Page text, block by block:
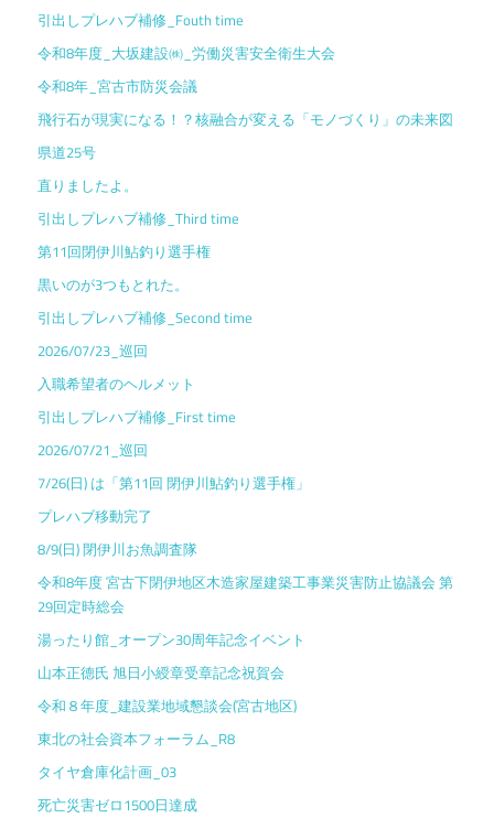
引出しプレハブ補修_Fouth time
令和8年度_大坂建設㈱_労働災害安全衛生大会
令和8年_宮古市防災会議
飛行石が現実になる！？核融合が変える「モノづくり」の未来図
県道25号
直りましたよ。
引出しプレハブ補修_Third time
第11回閉伊川鮎釣り選手権
黒いのが3つもとれた。
引出しプレハブ補修_Second time
2026/07/23_巡回
入職希望者のヘルメット
引出しプレハブ補修_First time
2026/07/21_巡回
7/26(日) は「第11回 閉伊川鮎釣り選手権」
プレハブ移動完了
8/9(日) 閉伊川お魚調査隊
令和8年度 宮古下閉伊地区木造家屋建築工事業災害防止協議会 第
29回定時総会
湯ったり館_オープン30周年記念イベント
山本正德氏 旭日小綬章受章記念祝賀会
令和８年度_建設業地域懇談会(宮古地区)
東北の社会資本フォーラム_R8
タイヤ倉庫化計画_03
死亡災害ゼロ1500日達成